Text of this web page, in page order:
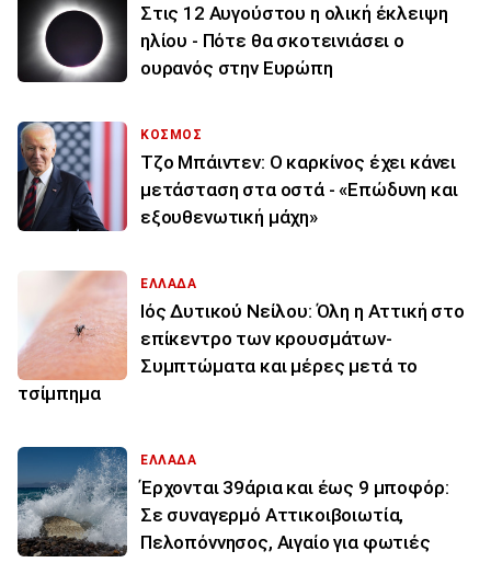
Στις 12 Αυγούστου η ολική έκλειψη
ηλίου - Πότε θα σκοτεινιάσει ο
ουρανός στην Ευρώπη
ΚΟΣΜΟΣ
Τζο Μπάιντεν: Ο καρκίνος έχει κάνει
μετάσταση στα οστά - «Επώδυνη και
εξουθενωτική μάχη»
ΕΛΛΑΔΑ
Ιός Δυτικού Νείλου: Όλη η Αττική στο
επίκεντρο των κρουσμάτων-
Συμπτώματα και μέρες μετά το
τσίμπημα
ΕΛΛΑΔΑ
Έρχονται 39άρια και έως 9 μποφόρ:
Σε συναγερμό Αττικοιβοιωτία,
Πελοπόννησος, Αιγαίο για φωτιές